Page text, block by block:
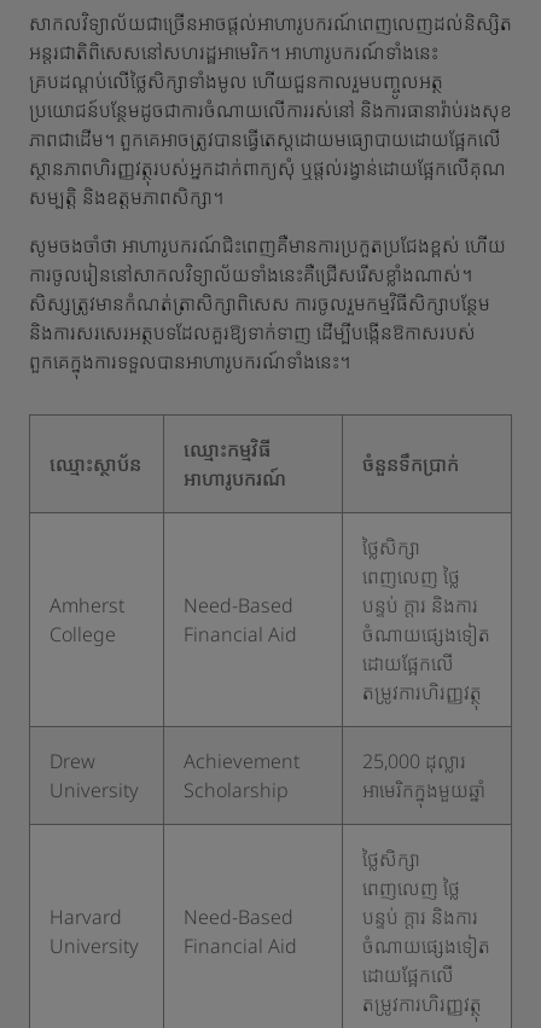
សាកលវិទ្យាល័យជាច្រើនអាចផ្តល់អាហារូបករណ៍ពេញលេញដល់និស្សិត
អន្តរជាតិពិសេសនៅសហរដ្ឋអាមេរិក។ អាហារូបករណ៍ទាំងនេះ
គ្របដណ្តប់លើថ្លៃសិក្សាទាំងមូល ហើយជួនកាលរួមបញ្ចូលអត្ថ
ប្រយោជន៍បន្ថែមដូចជាការចំណាយលើការរស់នៅ និងការធានារ៉ាប់រងសុខ
ភាពជាដើម។ ពួកគេអាចត្រូវបានធ្វើតេស្តដោយមធ្យោបាយដោយផ្អែកលើ
ស្ថានភាពហិរញ្ញវត្ថុរបស់អ្នកដាក់ពាក្យសុំ ឬផ្តល់រង្វាន់ដោយផ្អែកលើគុណ
សម្បត្តិ និងឧត្តមភាពសិក្សា។
សូមចងចាំថា អាហារូបករណ៍ជិះពេញគឺមានការប្រកួតប្រជែងខ្ពស់ ហើយ
ការចូលរៀននៅសាកលវិទ្យាល័យទាំងនេះគឺជ្រើសរើសខ្លាំងណាស់។
សិស្សត្រូវមានកំណត់ត្រាសិក្សាពិសេស ការចូលរួមកម្មវិធីសិក្សាបន្ថែម
និងការសរសេរអត្ថបទដែលគួរឱ្យទាក់ទាញ ដើម្បីបង្កើនឱកាសរបស់
ពួកគេក្នុងការទទួលបានអាហារូបករណ៍ទាំងនេះ។
ឈ្មោះស្ថាប័ន
ឈ្មោះកម្មវិធី
អាហារូបករណ៍
ចំនួនទឹកប្រាក់
Amherst
College
Need-Based
Financial Aid
ថ្លៃសិក្សា
ពេញលេញ ថ្លៃ
បន្ទប់ ក្តារ និងការ
ចំណាយផ្សេងទៀត
ដោយផ្អែកលើ
តម្រូវការហិរញ្ញវត្ថុ
Drew
University
Achievement
Scholarship
25,000 ដុល្លារ
អាមេរិកក្នុងមួយឆ្នាំ
Harvard
University
Need-Based
Financial Aid
ថ្លៃសិក្សា
ពេញលេញ ថ្លៃ
បន្ទប់ ក្តារ និងការ
ចំណាយផ្សេងទៀត
ដោយផ្អែកលើ
តម្រូវការហិរញ្ញវត្ថុ